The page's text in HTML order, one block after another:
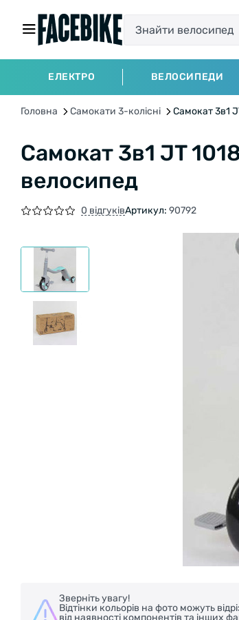
ЕЛЕКТРО ВЕЛОСИПЕДИ
Головна Самокати 3-колісні Самокат 3в1
Самокат 3в1 JT
велосипед
0 відгуківАртикул: 90792
Зверніть увагу!
Відтінки кольорів на фото можуть
від наявності компонентів та інших
БЕЗКОШТОВНА